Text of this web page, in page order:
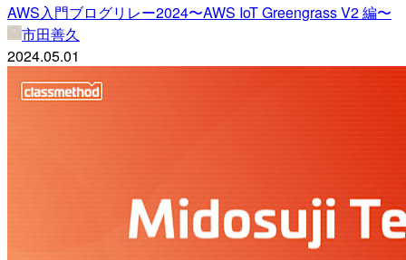
AWS入門ブログリレー2024〜AWS IoT Greengrass V2 編〜
市田善久
2024.05.01